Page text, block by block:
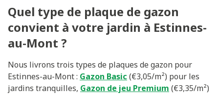
Quel type de plaque de gazon
convient à votre jardin à Estinnes-
au-Mont ?
Nous livrons trois types de plaques de gazon pour
Estinnes-au-Mont : Gazon Basic (€3,05/m²) pour les
jardins tranquilles, Gazon de jeu Premium (€3,35/m²)